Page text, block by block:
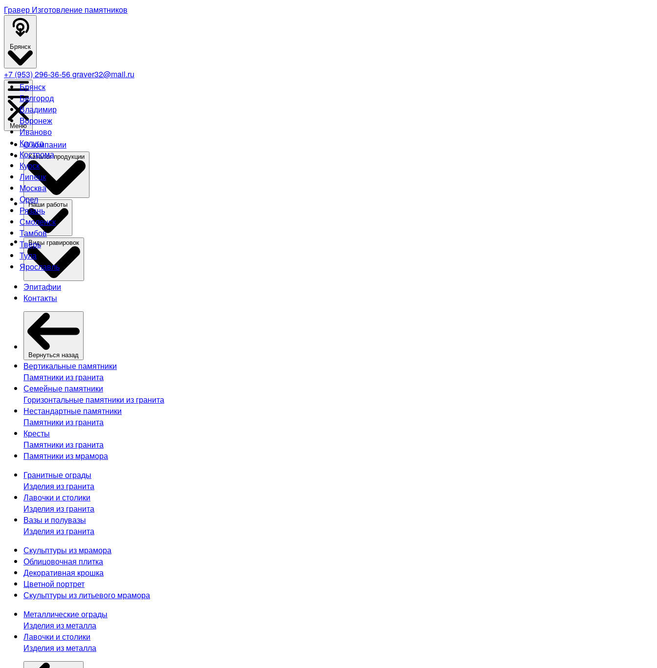
Гравер Изготовление памятников
Брянск
Брянск
Белгород
Владимир
Воронеж
Иваново
Калуга
Кострома
Курск
Липецк
Москва
Орел
Рязань
Смоленск
Тамбов
Тверь
Тула
Ярославль
+7 (953) 296-36-56graver32@mail.ru
Меню
О компании
Эпитафии
Контакты
Вернуться назад
Вертикальные памятники
Памятники из гранита
Семейные памятники
Горизонтальные памятники из гранита
Нестандартные памятники
Памятники из гранита
Кресты
Памятники из гранита
Памятники из мрамора
Гранитные ограды
Изделия из гранита
Лавочки и столики
Изделия из гранита
Вазы и полувазы
Изделия из гранита
Скульптуры из мрамора
Облицовочная плитка
Декоративная крошка
Цветной портрет
Скульптуры из литьевого мрамора
Металлические ограды
Изделия из металла
Лавочки и столики
Изделия из металла